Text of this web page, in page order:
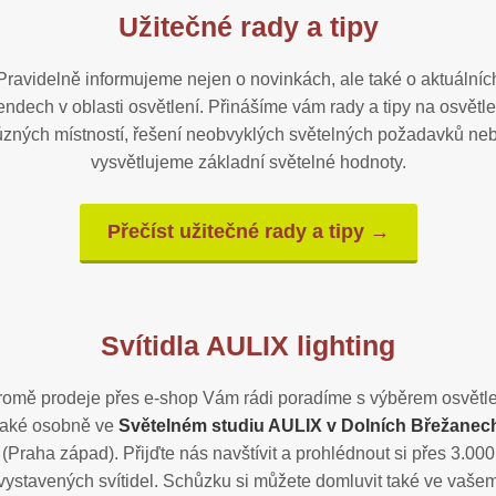
Užitečné rady a tipy
informujeme nejen o novinkách, ale také o
v oblasti osvětlení. Přinášíme vám rady a tipy na
místností, řešení neobvyklých světelných požadavků
vysvětlujeme základní světelné hodnoty.
Přečíst užitečné rady a tipy →
Svítidla AULIX lighting
prodeje přes e-shop Vám rádi poradíme s výběrem
osobně ve Světelném studiu AULIX v Dolních
(Praha západ). Přijďte nás navštívit a prohlédnout si přes 3.000
svítidel. Schůzku si můžete domluvit také ve